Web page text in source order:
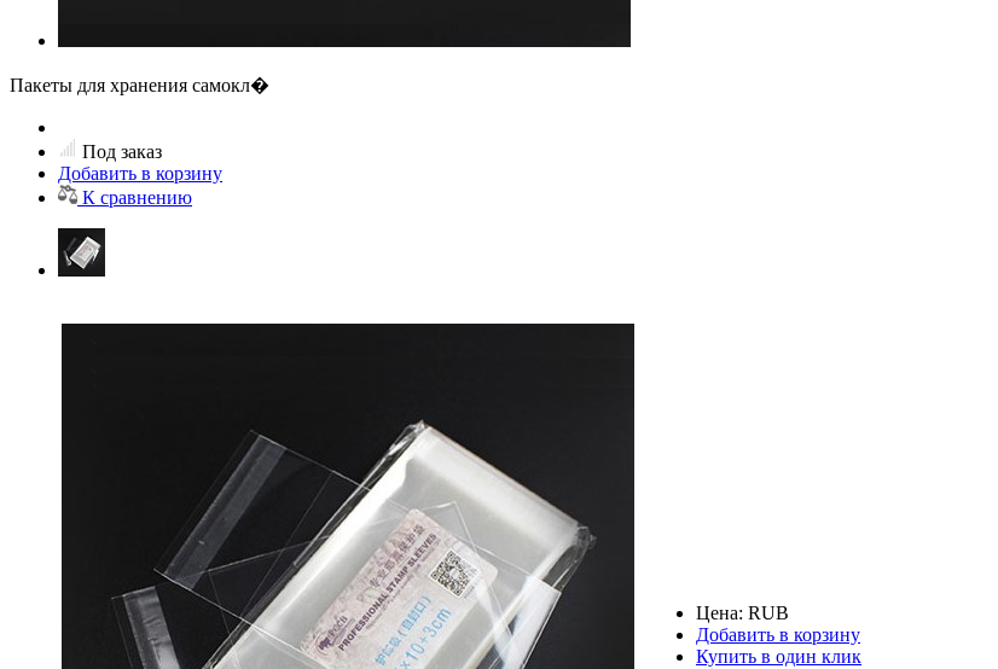
Пакеты для хранения самокл�
Под заказ
Добавить в корзину
К сравнению
Цена: RUB
Добавить в корзину
Купить в один клик